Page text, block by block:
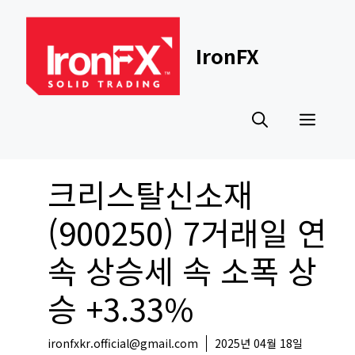
content
IronFX
크리스탈신소재
(900250) 7거래일 연
속 상승세 속 소폭 상
승 +3.33%
ironfxkr.official@gmail.com 2025년 04월 18일